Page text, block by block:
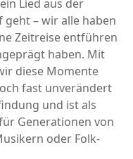
Lied aus der
– wir alle haben
Zeitreise entführen
haben. Mit
diese Momente
fast unverändert
und ist als
Generationen von
oder Folk-